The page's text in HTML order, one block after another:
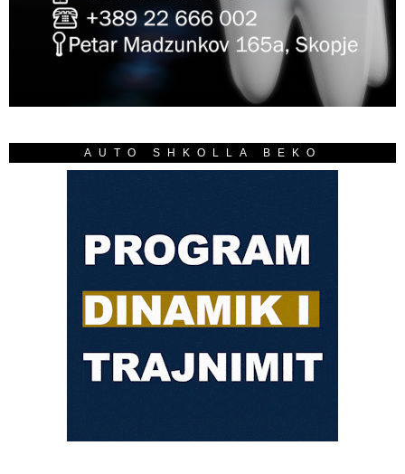
AUTO SHKOLLA BEKO